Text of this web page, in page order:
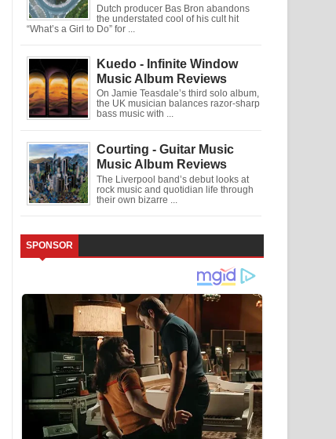
Dutch producer Bas Bron abandons
the understated cool of his cult hit
“What’s a Girl to Do” for ...
Kuedo - Infinite Window
Music Album Reviews
On Jamie Teasdale’s third solo album,
the UK musician balances razor-sharp
bass music with ...
Courting - Guitar Music
Music Album Reviews
The Liverpool band’s debut looks at
rock music and quotidian life through
their own bizarre ...
SPONSOR